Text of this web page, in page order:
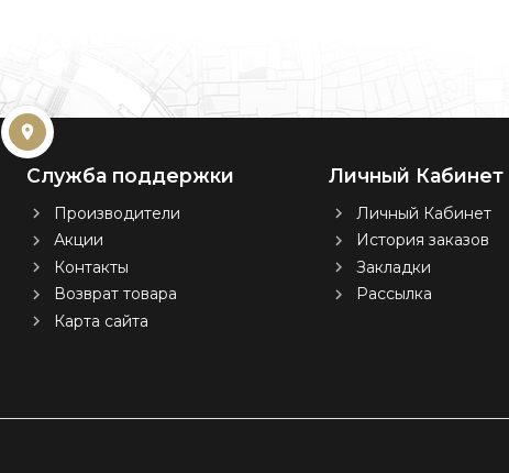
Служба поддержки
Производители
Акции
Контакты
Возврат товара
Карта сайта
Личный Кабинет
Личный Кабинет
История заказов
Закладки
Рассылка